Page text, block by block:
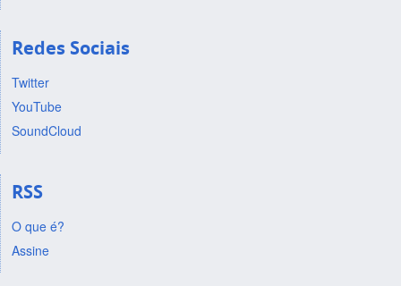
Redes Sociais
Twitter
YouTube
SoundCloud
RSS
O que é?
Assine